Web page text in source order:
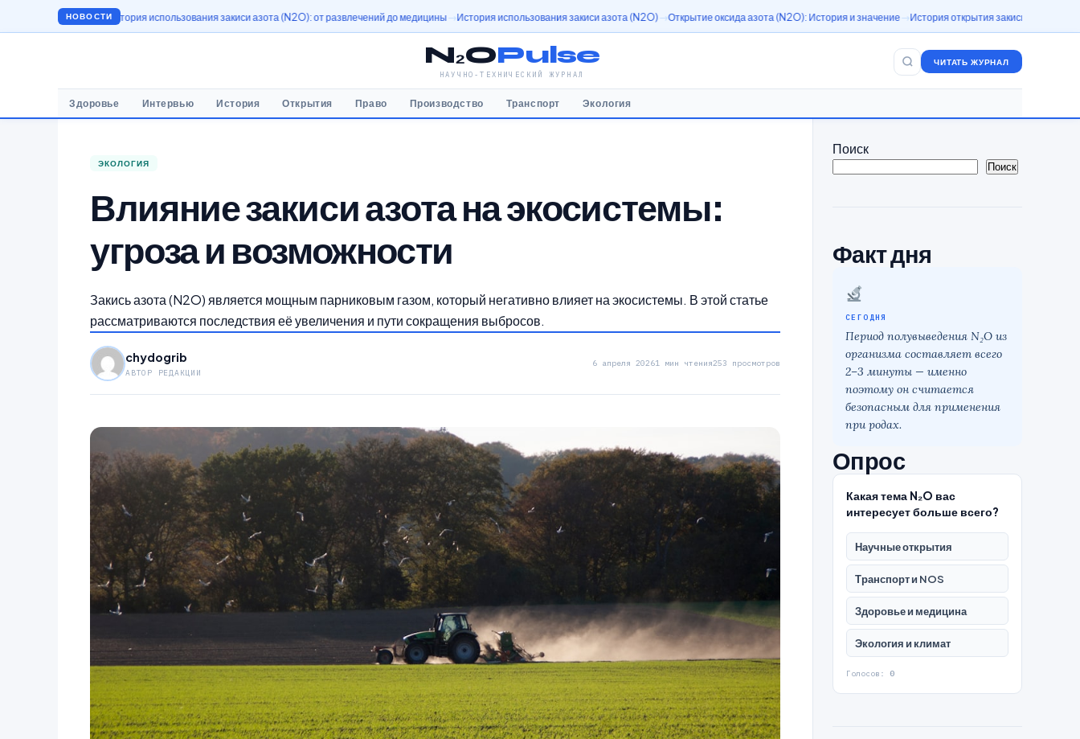
НОВОСТИ
История использования закиси азота (N2O): от развлечений до медицины История использования закиси азота (N2O) Открытие оксида азота (N2O): История и значение История открытия закиси азота (N2O) Азотный
N₂OPulse
НАУЧНО-ТЕХНИЧЕСКИЙ ЖУРНАЛ
ЧИТАТЬ ЖУРНАЛ
Здоровье Интервью История Открытия Право Производство Транспорт Экология
ЭКОЛОГИЯ
Влияние закиси азота на экосистемы:
угроза и возможности
Закись азота (N2O) является мощным парниковым газом, который негативно влияет на экосистемы. В этой статье
рассматриваются последствия её увеличения и пути сокращения выбросов.
chydogrib
АВТОР РЕДАКЦИИ
6 апреля 20261 мин чтения253 просмотров
Поиск
Поиск
Факт дня
СЕГОДНЯ
Период полувыведения N₂O из
организма составляет всего
2–3 минуты — именно
поэтому он считается
безопасным для применения
при родах.
Опрос
Какая тема N₂O вас
интересует больше всего?
Научные открытия
Транспорт и NOS
Здоровье и медицина
Экология и климат
Голосов: 0